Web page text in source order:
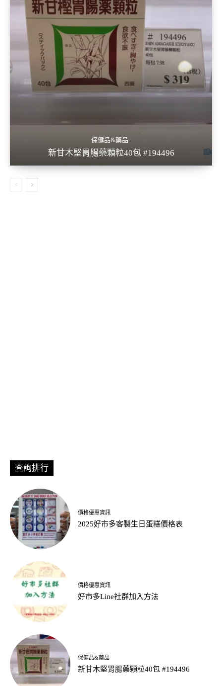
保健品&藥品
新甘木堅胃腸藥顆粒40包 #194496
查詢排行
價格優惠資訊
2025好市多客製生日蛋糕價格表
價格優惠資訊
好市多Line社群加入方法
保健品&藥品
新甘木堅胃腸藥顆粒40包 #194496